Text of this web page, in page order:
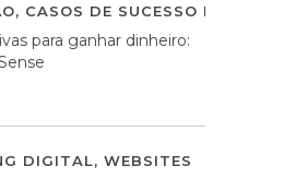
, CASOS DE SUCESSO DE
para ganhar dinheiro:
DIGITAL, WEBSITES